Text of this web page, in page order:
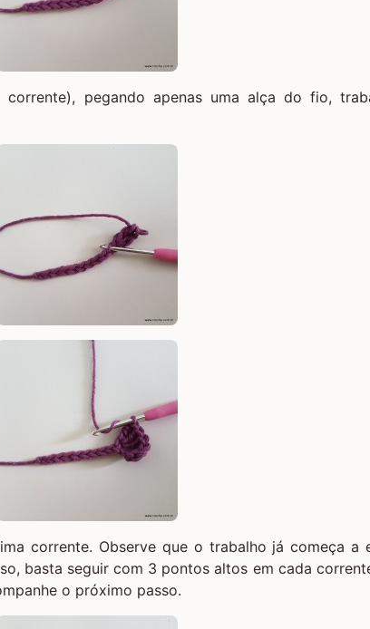
pegando apenas uma alça do fio,
corrente. Observe que o trabalho já começa a
basta seguir com 3 pontos altos em cada
o próximo passo.